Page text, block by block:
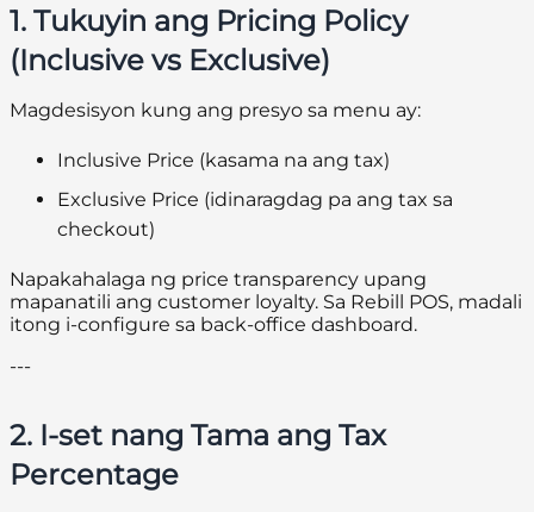
1. Tukuyin ang Pricing Policy
(Inclusive vs Exclusive)
Magdesisyon kung ang presyo sa menu ay:
Inclusive Price (kasama na ang tax)
Exclusive Price (idinaragdag pa ang tax sa
checkout)
Napakahalaga ng price transparency upang
mapanatili ang customer loyalty. Sa Rebill POS, madali
itong i-configure sa back-office dashboard.
---
2. I-set nang Tama ang Tax
Percentage